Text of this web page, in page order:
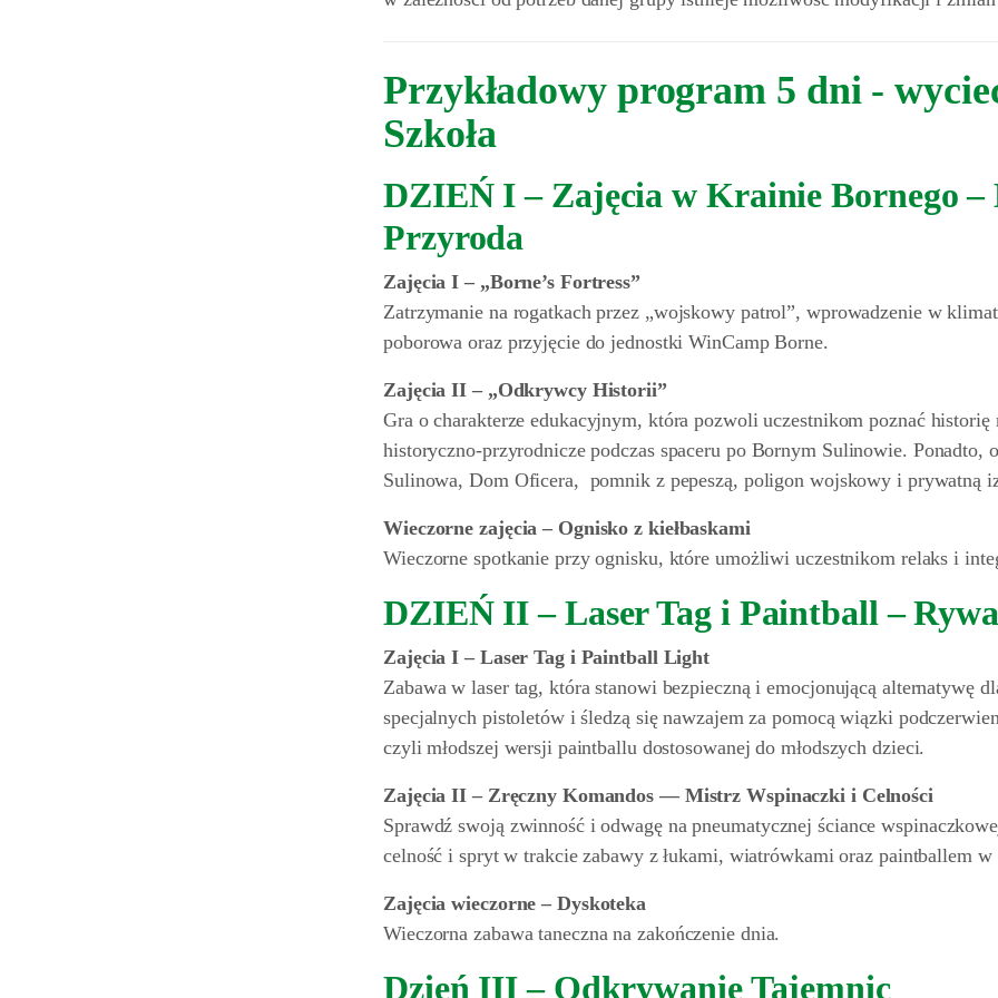
Przykładowy program 5 dni -
Szkoła
DZIEŃ I – Zajęcia w Krainie Bornego –
Przyroda
Zajęcia I – „Borne’s Fortress”
Zatrzymanie na rogatkach przez „wojskowy patrol”, wprowadzenie w
poborowa oraz przyjęcie do jednostki WinCamp Borne.
Zajęcia II – „Odkrywcy Historii”
Gra o charakterze edukacyjnym, która pozwoli uczestnikom poznać
historyczno-przyrodnicze podczas spaceru po Bornym Sulinowie.
Sulinowa, Dom Oficera, pomnik z pepeszą, poligon wojskowy i prywatną
Wieczorne zajęcia – Ognisko z kiełbaskami
Wieczorne spotkanie przy ognisku, które umożliwi uczestnikom relaks i
DZIEŃ II – Laser Tag i Paintball –
Zajęcia I – Laser Tag i Paintball Light
Zabawa w laser tag, która stanowi bezpieczną i emocjonującą alternatywę
specjalnych pistoletów i śledzą się nawzajem za pomocą wiązki
czyli młodszej wersji paintballu dostosowanej do młodszych dzieci.
Zajęcia II – Zręczny Komandos — Mistrz Wspinaczki i Celności
Sprawdź swoją zwinność i odwagę na pneumatycznej ściance
celność i spryt w trakcie zabawy z łukami, wiatrówkami oraz paintballem
Zajęcia wieczorne – Dyskoteka
Wieczorna zabawa taneczna na zakończenie dnia.
Dzień III – Odkrywanie Tajemnic